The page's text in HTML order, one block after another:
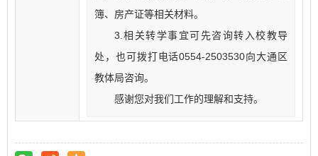
簿、房产证等相关材料。
3.相关转学事宜可先咨询转入校教导
处，也可拨打电话0554-2503530向大通区
教体局咨询。
感谢您对我们工作的理解和支持。